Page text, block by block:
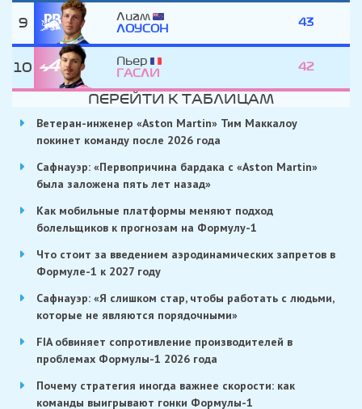
9
Лиам
ЛОУСОН
43
10
Пьер
ГАСЛИ
42
ПЕРЕЙТИ К ТАБЛИЦАМ
Ветеран-инженер «Aston Martin» Тим Маккалоу
покинет команду после 2026 года
Сафнауэр: «Первопричина бардака с «Aston Martin»
была заложена пять лет назад»
Как мобильные платформы меняют подход
болельщиков к прогнозам на Формулу-1
Что стоит за введением аэродинамических запретов в
Формуле-1 к 2027 году
Сафнауэр: «Я слишком стар, чтобы работать с людьми,
которые не являются порядочными»
FIA обвиняет сопротивление производителей в
проблемах Формулы-1 2026 года
Почему стратегия иногда важнее скорости: как
команды выигрывают гонки Формулы-1